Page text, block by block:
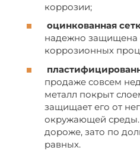
коррозии;
оцинкованная
надежно защищена
коррозионных
продаже совсем
металл покрыт
защищает его от
окружающей среды.
дороже, зато по
равных.